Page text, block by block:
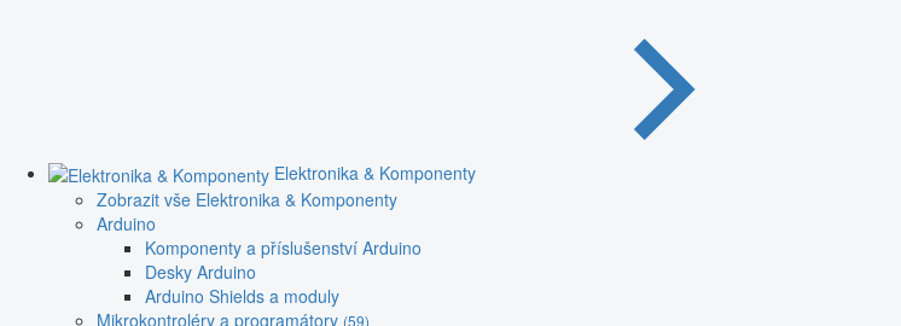
Elektronika & Komponenty
Zobrazit vše Elektronika & Komponenty
Arduino
Komponenty a příslušenství Arduino
Desky Arduino
Arduino Shields a moduly
Mikrokontroléry a programátory (59)